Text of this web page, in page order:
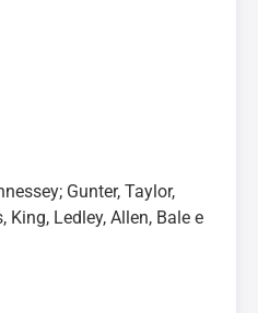
Gunter, Taylor,
King, Ledley, Allen, Bale e